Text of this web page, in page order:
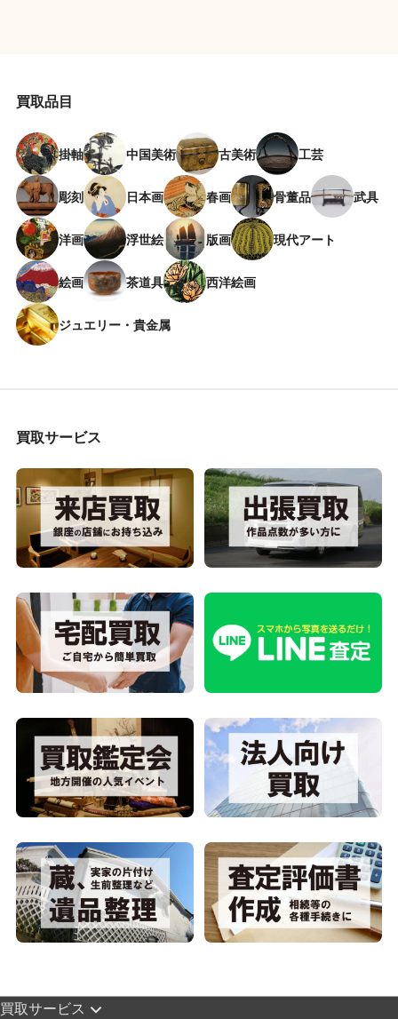
買取品目
掛軸 中国美術 古美術 工芸
彫刻 日本画 春画 骨董品 武具
洋画 浮世絵 版画 現代アート
絵画 茶道具 西洋絵画
ジュエリー・貴金属
買取サービス
買取サービス